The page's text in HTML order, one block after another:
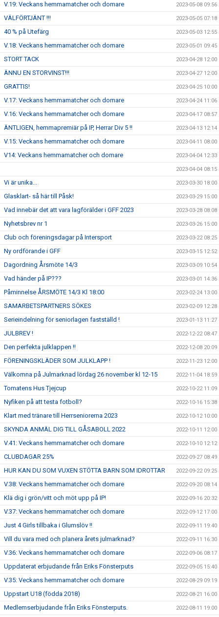
V.19: Veckans hemmamatcher och domare 2023-05-08 09:56
VÄLFÖRTJÄNT !!! 2023-05-05 07:18
40 % på Utefärg 2023-05-03 12:55
V.18: Veckans hemmamatcher och domare 2023-05-01 09:45
STORT TACK 2023-04-28 12:00
ÄNNU EN STORVINST!!! 2023-04-27 12:00
GRATTIS! 2023-04-25 10:00
V.17: Veckans hemmamatcher och domare 2023-04-24 11:06
V.16: Veckans hemmamatcher och domare 2023-04-17 08:57
ÄNTLIGEN, hemmapremiär på IP, Herrar Div 5 !! 2023-04-13 12:14
V.15: Veckans hemmamatcher och domare 2023-04-11 08:00
V14: Veckans hemmamatcher och domare 2023-04-04 12:33
2023-04-04 08:15
Vi är unika... 2023-03-30 18:00
Glasklart- så här till Påsk! 2023-03-29 15:00
Vad innebär det att vara lagförälder i GFF 2023 2023-03-28 08:08
Nyhetsbrev nr 1 2023-03-26 15:00
Club och föreningsdagar på Intersport 2023-03-22 08:25
Ny ordförande i GFF 2023-03-15 12:52
Dagordning Årsmöte 14/3 2023-03-09 10:54
Vad händer på IP??? 2023-03-01 14:36
Påminnelse ÅRSMÖTE 14/3 Kl 18:00 2023-02-24 13:00
SAMARBETSPARTNERS SÖKES 2023-02-09 12:28
Serieindelning för seniorlagen fastställd ! 2023-01-13 11:27
JULBREV ! 2022-12-22 08:47
Den perfekta julklappen !! 2022-12-08 20:09
FÖRENINGSKLÄDER SOM JULKLAPP ! 2022-11-23 12:00
Välkomna på Julmarknad lördag 26 november kl 12-15 2022-11-04 18:59
Tomatens Hus Tjejcup 2022-10-22 11:09
Nyfiken på att testa fotboll? 2022-10-16 15:38
Klart med tränare till Herrseniorerna 2023 2022-10-12 10:00
SKYNDA ANMÄL DIG TILL GÅSABOLL 2022 2022-10-11 12:00
V.41: Veckans hemmamatcher och domare 2022-10-10 12:12
CLUBDAGAR 25% 2022-09-27 08:49
HUR KAN DU SOM VUXEN STÖTTA BARN SOM IDROTTAR 2022-09-22 09:25
V.38: Veckans hemmamatcher och domare 2022-09-20 08:14
Klä dig i grön/vitt och möt upp på IP! 2022-09-16 20:32
V.37: Veckans hemmamatcher och domare 2022-09-12 17:00
Just 4 Girls tillbaka i Glumslöv !! 2022-09-11 19:40
Vill du vara med och planera årets julmarknad? 2022-09-11 16:30
V.36: Veckans hemmamatcher och domare 2022-09-06 08:17
Uppdaterat erbjudande från Eriks Fönsterputs 2022-09-05 15:40
V.35: Veckans hemmamatcher och domare 2022-08-29 09:19
Uppstart U18 (födda 2018) 2022-08-21 16:00
Medlemserbjudande från Eriks Fönsterputs. 2022-08-11 19:00